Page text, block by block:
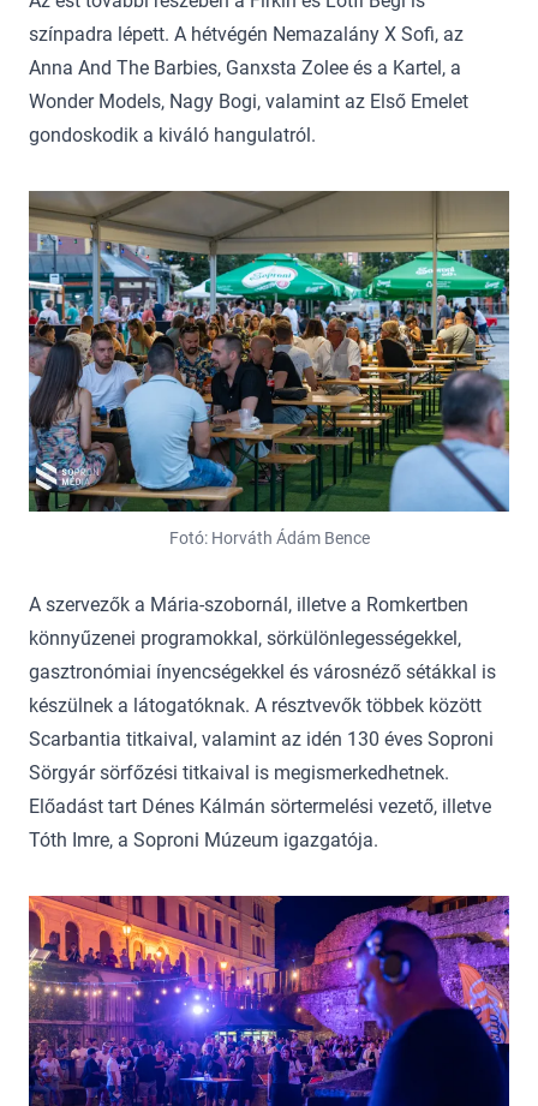
színpadra lépett. A hétvégén Nemazalány X Sofi, az
Anna And The Barbies, Ganxsta Zolee és a Kartel, a
Wonder Models, Nagy Bogi, valamint az Első Emelet
gondoskodik a kiváló hangulatról.
Fotó: Horváth Ádám Bence
A szervezők a Mária-szobornál, illetve a Romkertben
könnyűzenei programokkal, sörkülönlegességekkel,
gasztronómiai ínyencségekkel és városnéző sétákkal is
készülnek a látogatóknak. A résztvevők többek között
Scarbantia titkaival, valamint az idén 130 éves Soproni
Sörgyár sörfőzési titkaival is megismerkedhetnek.
Előadást tart Dénes Kálmán sörtermelési vezető, illetve
Tóth Imre, a Soproni Múzeum igazgatója.